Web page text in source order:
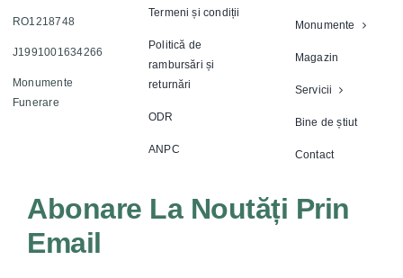
RO1218748
J1991001634266
Monumente
Funerare
Termeni și condiții
Politică de
rambursări și
returnări
ODR
ANPC
Monumente
Magazin
Servicii
Bine de știut
Contact
Abonare La Noutăți Prin
Email